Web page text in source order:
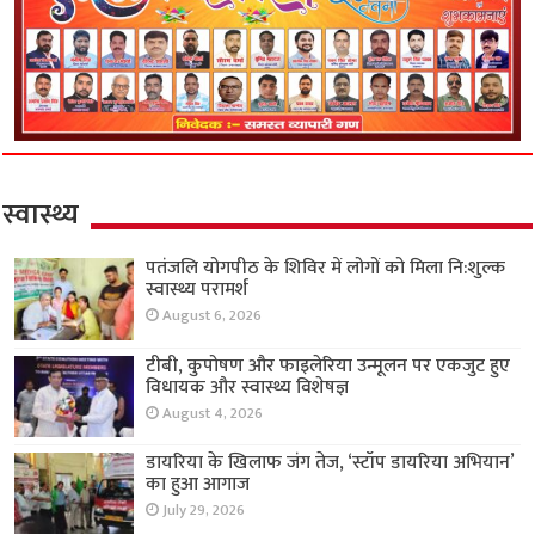
स्वास्थ्य
पतंजलि योगपीठ के शिविर में लोगों को मिला नि:शुल्क
स्वास्थ्य परामर्श
August 6, 2026
टीबी, कुपोषण और फाइलेरिया उन्मूलन पर एकजुट हुए
विधायक और स्वास्थ्य विशेषज्ञ
August 4, 2026
डायरिया के खिलाफ जंग तेज, ‘स्टॉप डायरिया अभियान’
का हुआ आगाज
July 29, 2026